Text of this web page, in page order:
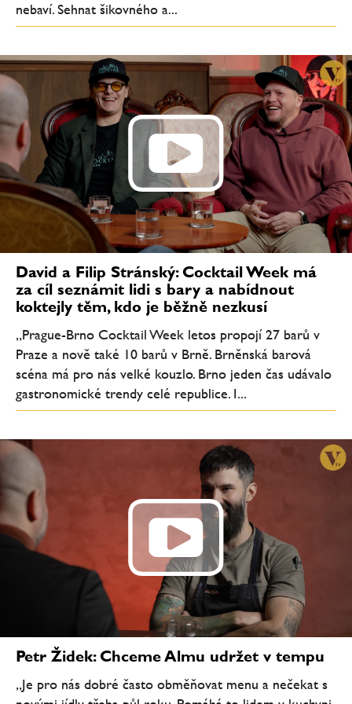
nebaví. Sehnat šikovného a...
David a Filip Stránský: Cocktail Week má
za cíl seznámit lidi s bary a nabídnout
koktejly těm, kdo je běžně nezkusí
„Prague-Brno Cocktail Week letos propojí 27 barů v
Praze a nově také 10 barů v Brně. Brněnská barová
scéna má pro nás velké kouzlo. Brno jeden čas udávalo
gastronomické trendy celé republice. I...
Petr Židek: Chceme Almu udržet v tempu
„Je pro nás dobré často obměňovat menu a nečekat s